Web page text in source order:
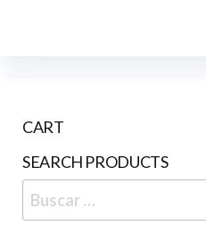
CART
SEARCH PRODUCTS
Buscar: